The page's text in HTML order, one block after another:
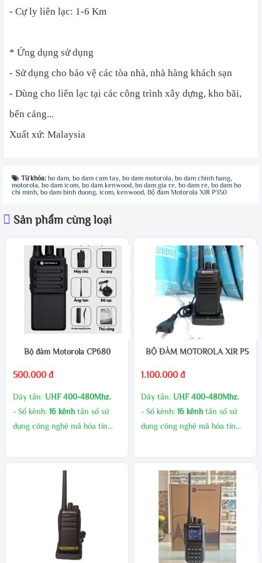
- Cự ly liên lạc: 1-6 Km
* Ứng dụng sử dụng
- Sử dụng cho bảo vệ các tòa nhà, nhà hàng khách sạn
- Dùng cho liên lạc tại các công trình xây dựng, kho bãi,
bến cảng...
Xuất xứ: Malaysia
Từ khóa: bo dam, bo dam cam tay, bo dam motorola, bo dam chinh hang,
motorola, bo dam icom, bo dam kenwood, bo dam gia re, bo dam re, bo dam ho
chi minh, bo dam binh duong, icom, kenwood, Bộ đàm Motorola XIR P350
Sản phẩm cùng loại
Bộ đàm Motorola CP680
500.000 đ
Dãy tần: UHF 400-480Mhz.
- Số kênh: 16 kênh tần số sử
dụng công nghệ mã hóa tín
- Công suất phát cao, âm
MUA SỐ LƯỢNG CHIẾT
GIAO HÀNG MIỄN PHÍ
KHUYẾN MÃI THƯỜNG
BỘ ĐÀM MOTOROLA XIR P550
1.100.000 đ
Dãy tần: UHF 400-480Mhz.
- Số kênh: 16 kênh tần số sử
dụng công nghệ mã hóa tín
- Công suất phát cao, âm
thanh to rõ
MUA SỐ LƯỢNG CHIẾT
KHẤU CAO
GIAO HÀNG MIỄN PHÍ
KHUYẾN MÃI THƯỜNG
XUYÊN